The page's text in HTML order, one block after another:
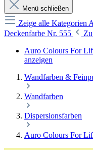
Menü schließen
Zeige alle Kategorien
Deckenfarbe Nr. 555
Auro Colours For
anzeigen
Wandfarben &
Wandfarben
Dispersionsfarben
Auro Colours For